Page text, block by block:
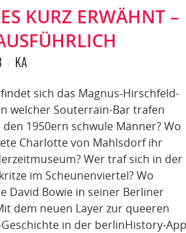
KURZ ERWÄHNT –
KA
sich das Magnus-Hirschfeld-
welcher Souterrain-Bar trafen
den 1950ern schwule Männer? Wo
Charlotte von Mahlsdorf ihr
Wer traf sich in der
im Scheunenviertel? Wo
David Bowie in seiner Berliner
dem neuen Layer zur queeren
in der berlinHistory-App